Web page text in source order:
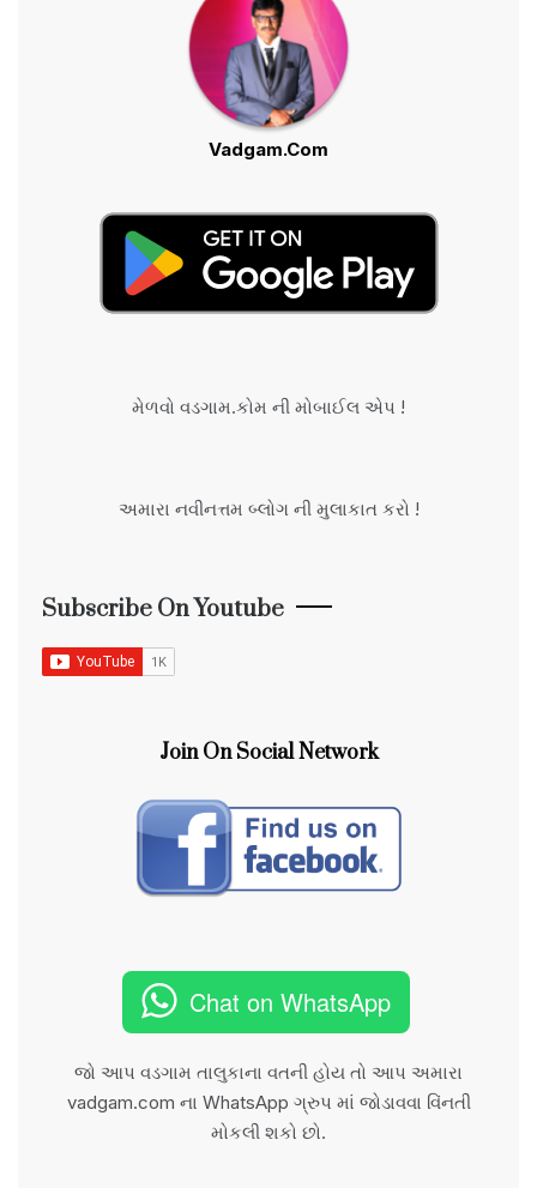
Vadgam.Com
મેળવો વડગામ.કોમ ની મોબાઈલ એપ !
અમારા નવીનત્તમ બ્લોગ ની મુલાકાત કરો !
Subscribe On Youtube
Join On Social Network
Chat on WhatsApp
જો આપ વડગામ તાલુકાના વતની હોય તો આપ અમારા
vadgam.com ના WhatsApp ગ્રુપ માં જોડાવવા વિંનતી
મોકલી શકો છો.